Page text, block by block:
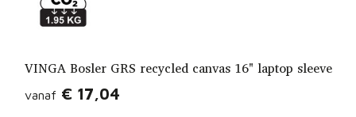
VINGA Bosler GRS recycled canvas 16" laptop sleeve
vanaf € 17,04